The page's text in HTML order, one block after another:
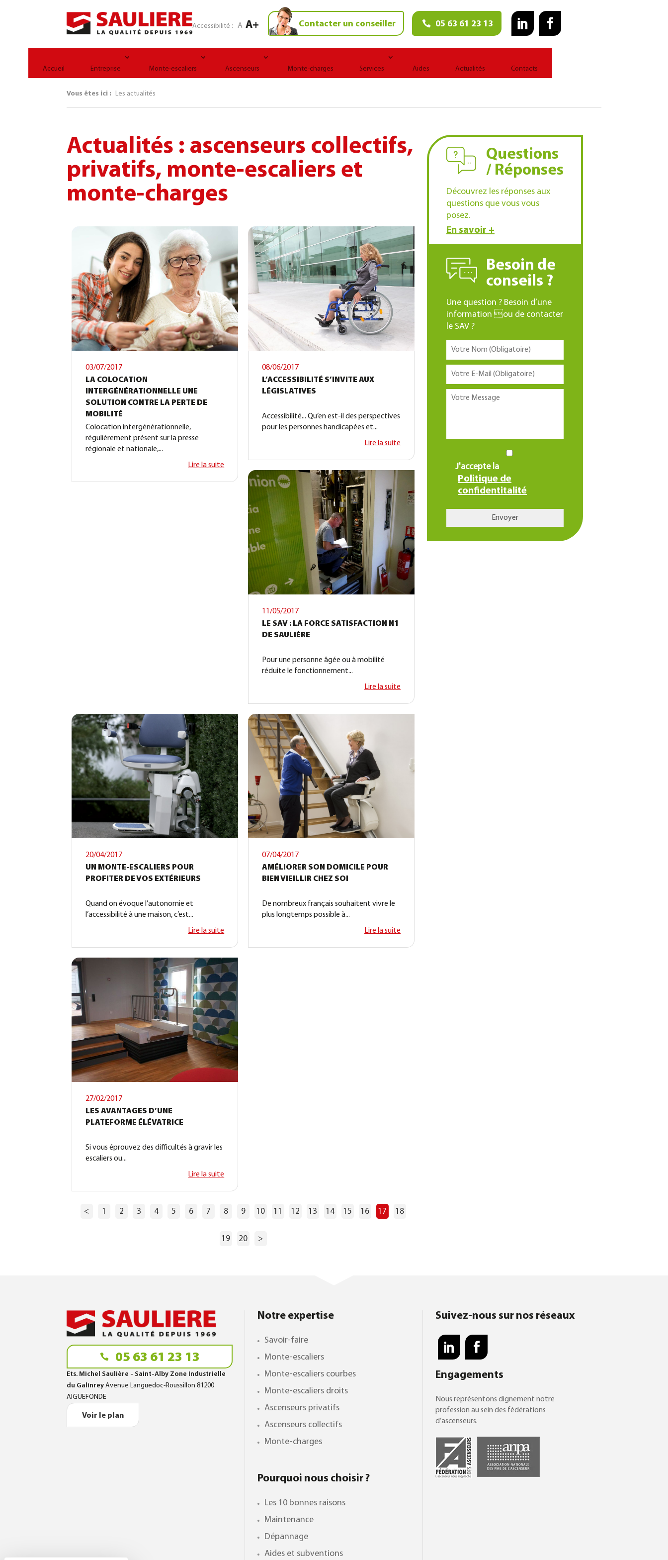
Accessibilité :A A+ Contacter un conseiller 05 63 61 23 13
Accueil Entreprise Monte-escaliers Ascenseurs Monte-charges Services Aides Actualités Contacts
Vous êtes ici : Les actualités
Actualités : ascenseurs collectifs,
privatifs, monte-escaliers et
monte-charges
03/07/2017
LA COLOCATION
INTERGÉNÉRATIONNELLE UNE
SOLUTION CONTRE LA PERTE DE
MOBILITÉ
Colocation intergénérationnelle,
régulièrement présent sur la presse
régionale et nationale,...
Lire la suite
08/06/2017
L’ACCESSIBILITÉ S’INVITE AUX
LÉGISLATIVES
Accessibilité... Qu’en est-il des perspectives
pour les personnes handicapées et...
Lire la suite
11/05/2017
LE SAV : LA FORCE SATISFACTION N1
DE SAULIÈRE
Pour une personne âgée ou à mobilité
réduite le fonctionnement...
Lire la suite
20/04/2017
UN MONTE-ESCALIERS POUR
PROFITER DE VOS EXTÉRIEURS
Quand on évoque l’autonomie et
l’accessibilité à une maison, c’est...
Lire la suite
07/04/2017
AMÉLIORER SON DOMICILE POUR
BIEN VIEILLIR CHEZ SOI
De nombreux français souhaitent vivre le
plus longtemps possible à...
Lire la suite
27/02/2017
LES AVANTAGES D’UNE
PLATEFORME ÉLÉVATRICE
Si vous éprouvez des difficultés à gravir les
escaliers ou...
Lire la suite
< 1 2 3 4 5 6 7 8 9 10 11 12 13 14 15 16 17 18
19 20 >
Questions
/ Réponses
Découvrez les réponses aux
questions que vous vous
posez.
En savoir +
Besoin de
conseils ?
Une question ? Besoin d’une
information ou de contacter
le SAV ?
J'accepte la
Politique de
confidentitalité
05 63 61 23 13
Ets. Michel Saulière - Saint-Alby Zone Industrielle
du GalinreyAvenue Languedoc-Roussillon 81200
AIGUEFONDE
Voir le plan
Notre expertise
Savoir-faire
Monte-escaliers
Monte-escaliers courbes
Monte-escaliers droits
Ascenseurs privatifs
Ascenseurs collectifs
Monte-charges
Pourquoi nous choisir ?
Les 10 bonnes raisons
Maintenance
Dépannage
Aides et subventions
Suivez-nous sur nos réseaux
Engagements
Nous représentons dignement notre
profession au sein des fédérations
d’ascenseurs.